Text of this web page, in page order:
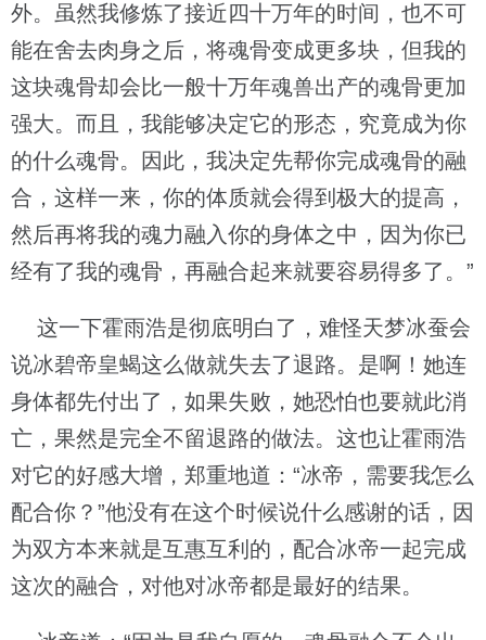
外。虽然我修炼了接近四十万年的时间，也不可
能在舍去肉身之后，将魂骨变成更多块，但我的
这块魂骨却会比一般十万年魂兽出产的魂骨更加
强大。而且，我能够决定它的形态，究竟成为你
的什么魂骨。因此，我决定先帮你完成魂骨的融
合，这样一来，你的体质就会得到极大的提高，
然后再将我的魂力融入你的身体之中，因为你已
经有了我的魂骨，再融合起来就要容易得多了。”
这一下霍雨浩是彻底明白了，难怪天梦冰蚕会
说冰碧帝皇蝎这么做就失去了退路。是啊！她连
身体都先付出了，如果失败，她恐怕也要就此消
亡，果然是完全不留退路的做法。这也让霍雨浩
对它的好感大增，郑重地道：“冰帝，需要我怎么
配合你？”他没有在这个时候说什么感谢的话，因
为双方本来就是互惠互利的，配合冰帝一起完成
这次的融合，对他对冰帝都是最好的结果。